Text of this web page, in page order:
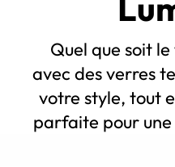
Quel que soit
avec des verres
votre style, tout
parfaite pour